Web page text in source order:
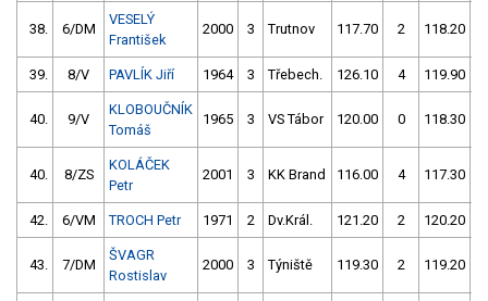
38. 6/DM
VESELÝ
František
2000 3 Trutnov 117.70 2 118.20
39. 8/V PAVLÍK Jiří 1964 3 Třebech. 126.10 4 119.90
40. 9/V
KLOBOUČNÍK
Tomáš
1965 3 VS Tábor 120.00 0 118.30
40. 8/ZS
KOLÁČEK
Petr
2001 3 KK Brand 116.00 4 117.30
42. 6/VM TROCH Petr 1971 2 Dv.Král. 121.20 2 120.20
43. 7/DM
ŠVAGR
Rostislav
2000 3 Týniště 119.30 2 119.20